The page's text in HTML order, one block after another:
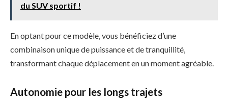
du SUV sportif !
En optant pour ce modèle, vous bénéficiez d’une
combinaison unique de puissance et de tranquillité,
transformant chaque déplacement en un moment agréable.
Autonomie pour les longs trajets